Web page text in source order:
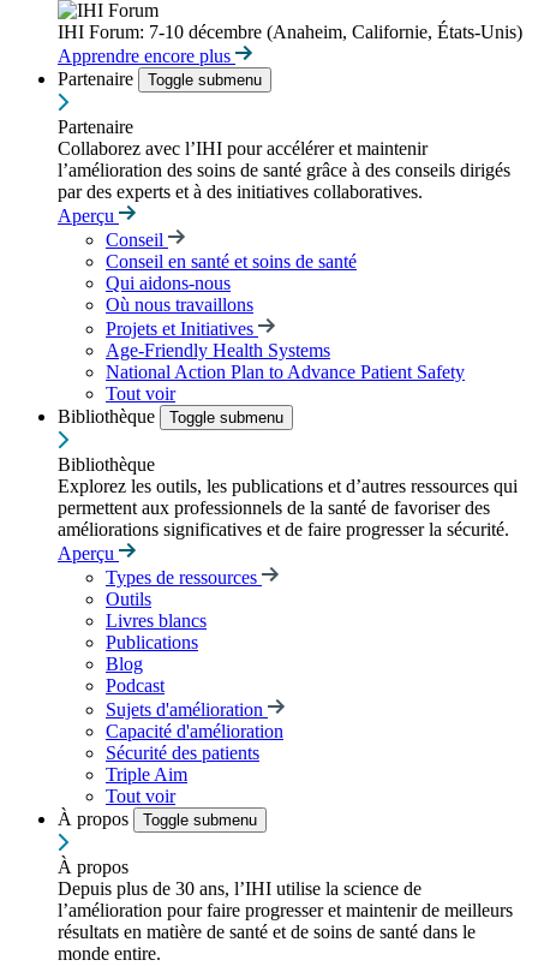
IHI Forum: 7-10 décembre (Anaheim, Californie, États-Unis)
Apprendre encore plus
Partenaire
Toggle submenu
Partenaire
Collaborez avec l’IHI pour accélérer et maintenir
l’amélioration des soins de santé grâce à des conseils dirigés
par des experts et à des initiatives collaboratives.
Aperçu
Conseil
Conseil en santé et soins de santé
Qui aidons-nous
Où nous travaillons
Projets et Initiatives
Age-Friendly Health Systems
National Action Plan to Advance Patient Safety
Tout voir
Bibliothèque
Toggle submenu
Bibliothèque
Explorez les outils, les publications et d’autres ressources qui
permettent aux professionnels de la santé de favoriser des
améliorations significatives et de faire progresser la sécurité.
Aperçu
Types de ressources
Outils
Livres blancs
Publications
Blog
Podcast
Sujets d'amélioration
Capacité d'amélioration
Sécurité des patients
Triple Aim
Tout voir
À propos
Toggle submenu
À propos
Depuis plus de 30 ans, l’IHI utilise la science de
l’amélioration pour faire progresser et maintenir de meilleurs
résultats en matière de santé et de soins de santé dans le
monde entire.